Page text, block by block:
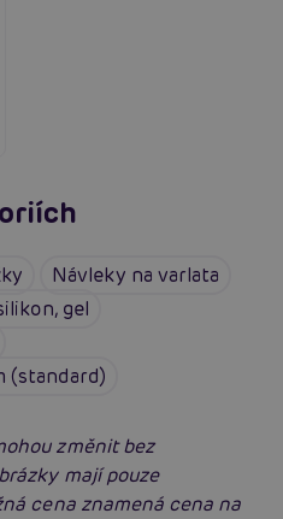
Návleky na varlata
gel
(standard)
změnit bez
mají pouze
cena znamená cena na